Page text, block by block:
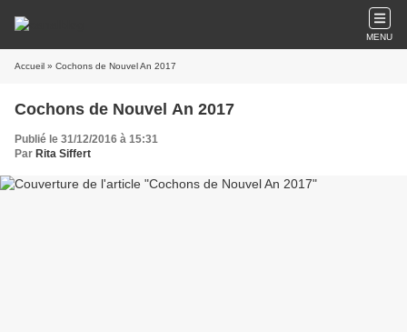
MENU
Accueil » Cochons de Nouvel An 2017
Cochons de Nouvel An 2017
Publié le 31/12/2016 à 15:31
Par Rita Siffert